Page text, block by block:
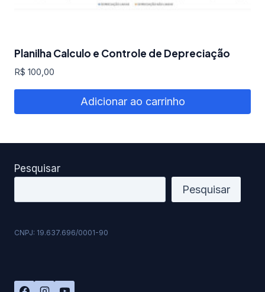
Planilha Calculo e Controle de Depreciação
R$ 100,00
Adicionar ao carrinho
Pesquisar
Pesquisar
CNPJ: 19.637.696/0001-90